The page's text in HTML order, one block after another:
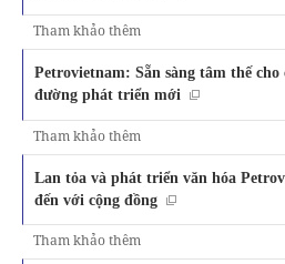
Tham khảo thêm
Petrovietnam: Sẵn sàng tâm thế cho
đường phát triển mới
Tham khảo thêm
Lan tỏa và phát triển văn hóa
đến với cộng đồng
Tham khảo thêm